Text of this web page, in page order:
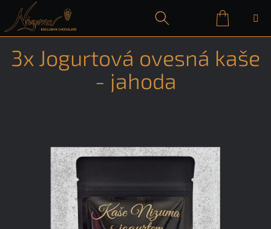
obsah
HledatPřihlášeníNákupní
košík
3x Jogurtová ovesná kaše
- jahoda